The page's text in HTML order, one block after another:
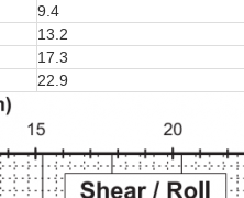
9.4
13.2
17.3
22.9